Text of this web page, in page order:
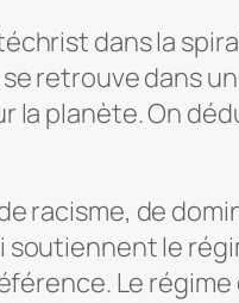
dans la
retrouve dans
la planète. On
racisme, de
soutiennent le
Le